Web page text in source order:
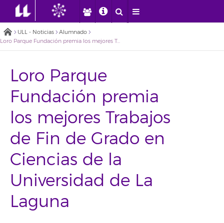
ULL - Noticias
Alumnado
Loro Parque Fundación premia los mejores Trabajos de Fin de Grado en Ciencias de la Universidad de La Laguna
Loro Parque
Fundación premia
los mejores Trabajos
de Fin de Grado en
Ciencias de la
Universidad de La
Laguna